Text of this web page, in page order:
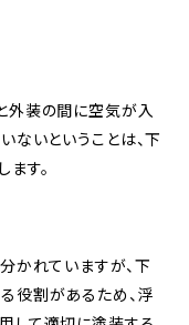
外装の間に空気が入
ないということは、下
す。
かれていますが、下
役割があるため、浮